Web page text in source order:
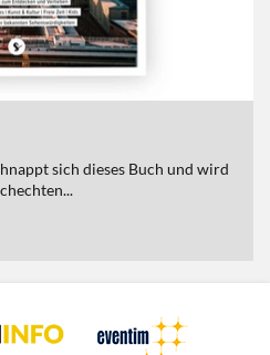
sich dieses Buch und wird